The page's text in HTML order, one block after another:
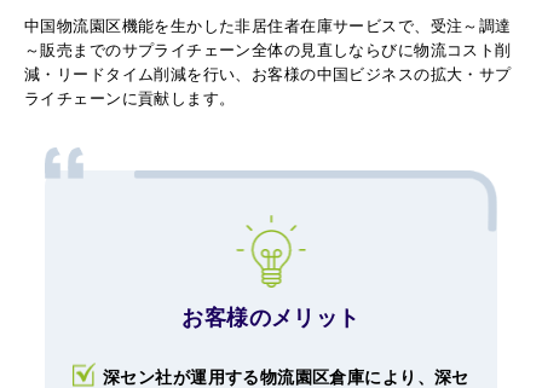
中国物流園区機能を生かした非居住者在庫サービスで、受注～調達
～販売までのサプライチェーン全体の見直しならびに物流コスト削
減・リードタイム削減を行い、お客様の中国ビジネスの拡大・サプ
ライチェーンに貢献します。
お客様のメリット
深セン社が運用する物流園区倉庫により、深セ